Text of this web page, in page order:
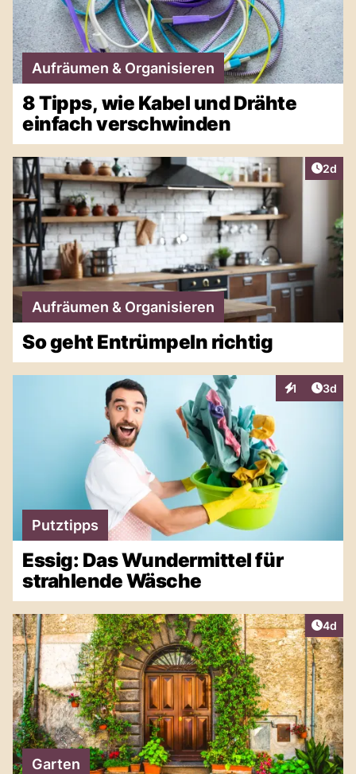
Aufräumen & Organisieren
8 Tipps, wie Kabel und Drähte
einfach verschwinden
2d
Aufräumen & Organisieren
So geht Entrümpeln richtig
1
Interaktionen
3d
Putztipps
Essig: Das Wundermittel für
strahlende Wäsche
4d
Garten